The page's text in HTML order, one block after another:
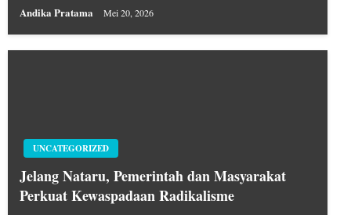
Andika Pratama Mei 20, 2026
UNCATEGORIZED
Jelang Nataru, Pemerintah dan Masyarakat
Perkuat Kewaspadaan Radikalisme